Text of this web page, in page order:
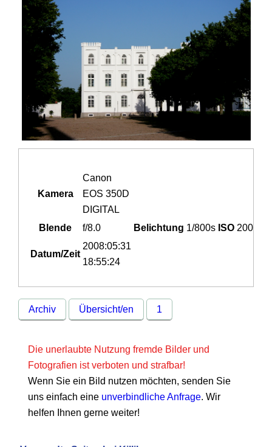
Kamera
Canon
EOS 350D
DIGITAL
Blende
f/8.0 Belichtung 1/800s ISO 200
Datum/Zeit
2008:05:31
18:55:24
Archiv Übersicht/en 1
Die unerlaubte Nutzung fremde Bilder und
Fotografien ist verboten und strafbar!
Wenn Sie ein Bild nutzen möchten, senden Sie
uns einfach eine unverbindliche Anfrage. Wir
helfen Ihnen gerne weiter!